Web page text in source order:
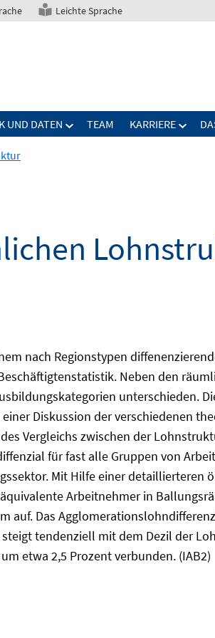
Leichte Sprache
UND DATEN TEAM KARRIERE
nach Regionstypen
Neben den
unterschieden.
Diskussion der verschiedenen
Vergleichs zwischen der
für fast alle Gruppen von
Mit Hilfe einer detaillierteren
Arbeitnehmer in
auf. Das
tendenziell mit dem Dezil der
etwa 2,5 Prozent verbunden. (IAB2)